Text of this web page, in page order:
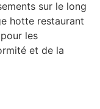
sur le long
hotte restaurant
les
et de la